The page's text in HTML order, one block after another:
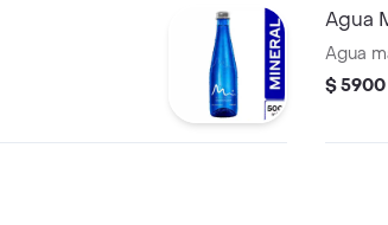
Agua
Agua
$ 5900